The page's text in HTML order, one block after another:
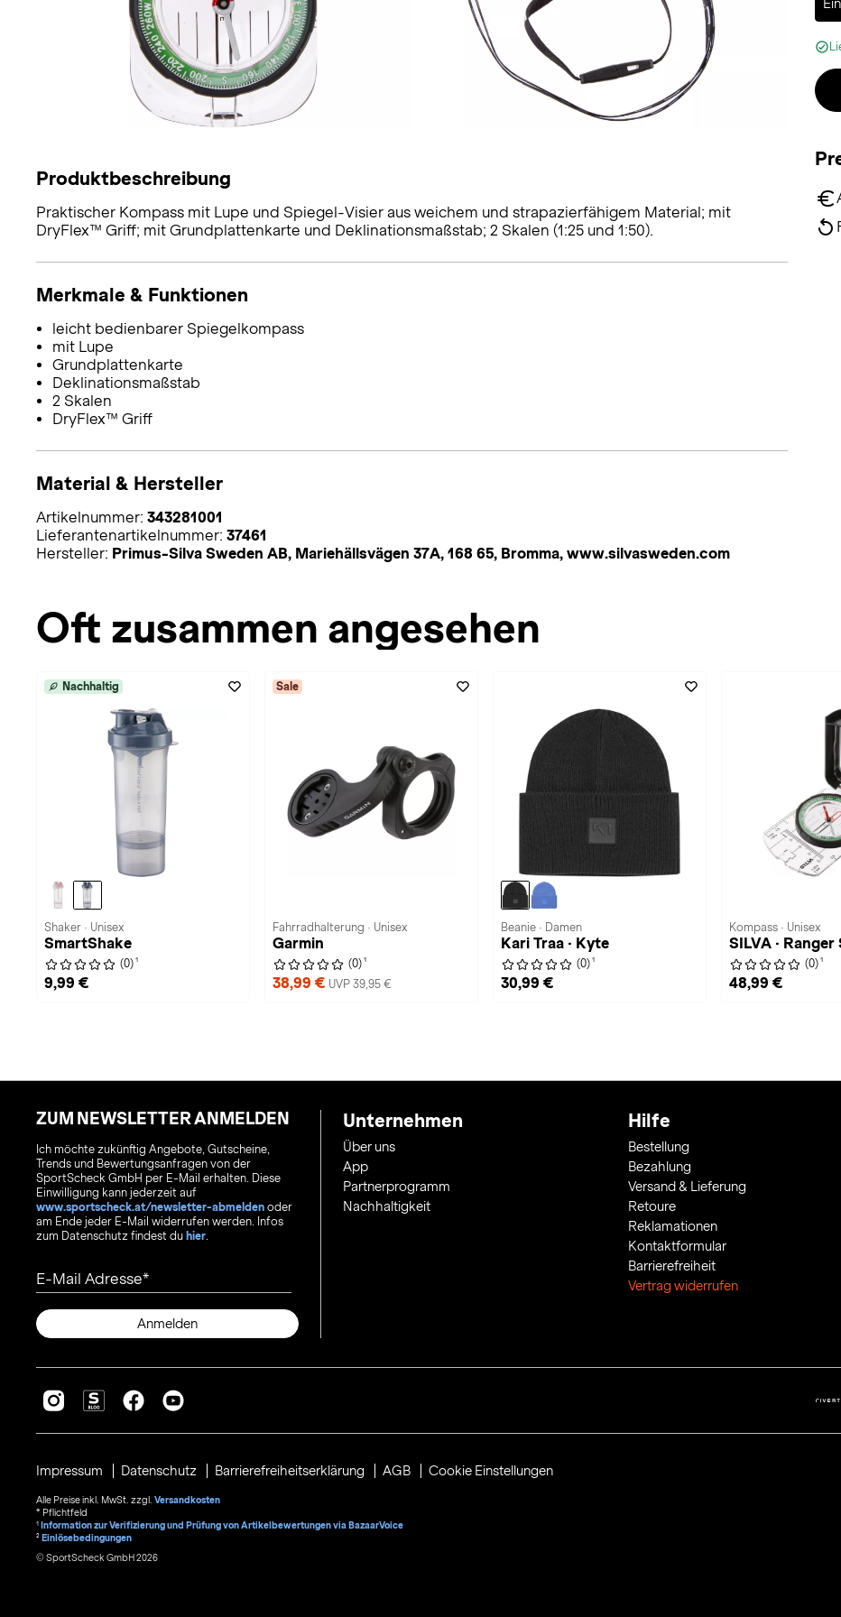
Produktbeschreibung
Praktischer Kompass mit Lupe und Spiegel-Visier aus weichem und strapazierfähigem Material; mit
DryFlex™ Griff; mit Grundplattenkarte und Deklinationsmaßstab; 2 Skalen (1:25 und 1:50).
Merkmale & Funktionen
leicht bedienbarer Spiegelkompass
mit Lupe
Grundplattenkarte
Deklinationsmaßstab
2 Skalen
DryFlex™ Griff
Material & Hersteller
Artikelnummer: 343281001
Lieferantenartikelnummer: 37461
Hersteller: Primus-Silva Sweden AB, Mariehällsvägen 37A, 168 65, Bromma, www.silvasweden.com
Oft zusammen angesehen
Nachhaltig
Shaker · Unisex
SmartShake
(0) 1
9,99 €
Sale
Fahrradhalterung · Unisex
Garmin
(0) 1
38,99 € UVP 39,95 €
Beanie · Damen
Kari Traa · Kyte
(0) 1
30,99 €
Kompass · Unisex
SILVA · Ranger
(0) 1
48,99 €
ZUM NEWSLETTER ANMELDEN
Ich möchte zukünftig Angebote, Gutscheine,
Trends und Bewertungsanfragen von der
SportScheck GmbH per E-Mail erhalten. Diese
Einwilligung kann jederzeit auf
www.sportscheck.at/newsletter-abmelden oder
am Ende jeder E-Mail widerrufen werden. Infos
zum Datenschutz findest du hier.
E-Mail Adresse
Anmelden
Unternehmen
Über uns
App
Partnerprogramm
Nachhaltigkeit
Hilfe
Bestellung
Bezahlung
Versand & Lieferung
Retoure
Reklamationen
Kontaktformular
Barrierefreiheit
Vertrag widerrufen
Impressum Datenschutz Barrierefreiheitserklärung AGB Cookie Einstellungen
Alle Preise inkl. MwSt. zzgl. Versandkosten
* Pflichtfeld
1 Information zur Verifizierung und Prüfung von Artikelbewertungen via BazaarVoice
² Einlösebedingungen
© SportScheck GmbH 2026